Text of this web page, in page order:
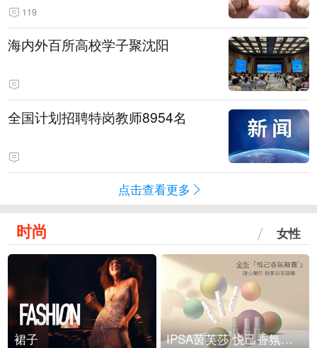
119
海内外百所高校学子聚沈阳
全国计划招聘特岗教师8954名
点击查看更多
时尚 女性
裙子 IPSA茵芙莎 悦己香氛凝露上市